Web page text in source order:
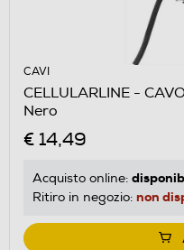
CAVI
CELLULARLINE -
Nero
€ 14,49
Acquisto online:
Ritiro in negozio: non